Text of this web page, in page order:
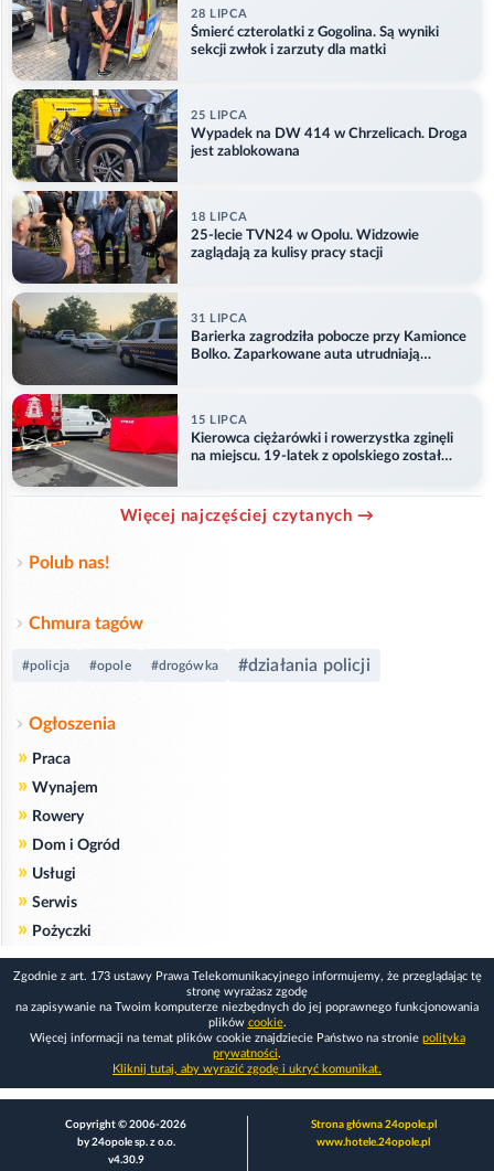
28 LIPCA
Śmierć czterolatki z Gogolina. Są wyniki
sekcji zwłok i zarzuty dla matki
25 LIPCA
Wypadek na DW 414 w Chrzelicach. Droga
jest zablokowana
18 LIPCA
25-lecie TVN24 w Opolu. Widzowie
zaglądają za kulisy pracy stacji
31 LIPCA
Barierka zagrodziła pobocze przy Kamionce
Bolko. Zaparkowane auta utrudniają
15 LIPCA
Kierowca ciężarówki i rowerzystka zginęli
na miejscu. 19-latek z opolskiego został
Więcej najczęściej czytanych →
Polub nas!
Chmura tagów
#policja #opole #drogówka #działania policji
Ogłoszenia
» Praca
» Wynajem
» Rowery
» Dom i Ogród
» Usługi
» Serwis
» Pożyczki
Zgodnie z art. 173 ustawy Prawa Telekomunikacyjnego informujemy, że przeglądając tę
stronę wyrażasz zgodę
na zapisywanie na Twoim komputerze niezbędnych do jej poprawnego funkcjonowania
plików cookie.
Więcej informacji na temat plików cookie znajdziecie Państwo na stronie polityka
prywatności.
Kliknij tutaj, aby wyrazić zgodę i ukryć komunikat.
Copyright © 2006-2026
by 24opole sp. z o.o.
v4.30.9
Strona główna 24opole.pl
www.hotele.24opole.pl